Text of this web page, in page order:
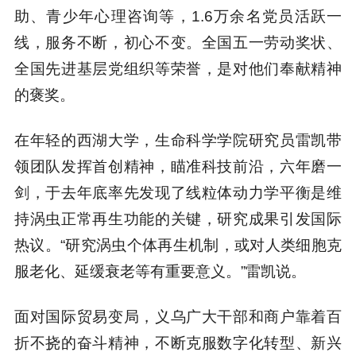
助、青少年心理咨询等，1.6万余名党员活跃一
线，服务不断，初心不变。全国五一劳动奖状、
全国先进基层党组织等荣誉，是对他们奉献精神
的褒奖。
在年轻的西湖大学，生命科学学院研究员雷凯带
领团队发挥首创精神，瞄准科技前沿，六年磨一
剑，于去年底率先发现了线粒体动力学平衡是维
持涡虫正常再生功能的关键，研究成果引发国际
热议。“研究涡虫个体再生机制，或对人类细胞克
服老化、延缓衰老等有重要意义。”雷凯说。
面对国际贸易变局，义乌广大干部和商户靠着百
折不挠的奋斗精神，不断克服数字化转型、新兴